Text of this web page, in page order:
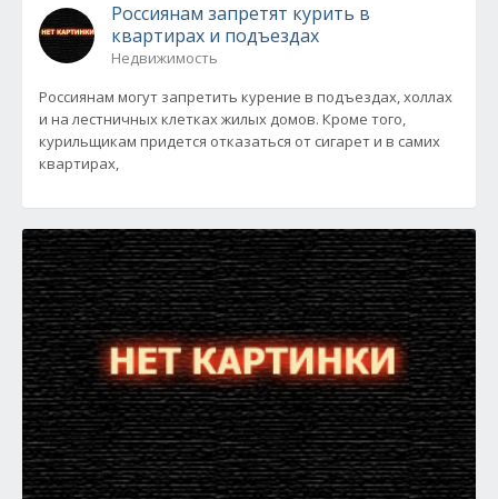
Россиянам запретят курить в
квартирах и подъездах
Недвижимость
Россиянам могут запретить курение в подъездах, холлах
и на лестничных клетках жилых домов. Кроме того,
курильщикам придется отказаться от сигарет и в самих
квартирах,